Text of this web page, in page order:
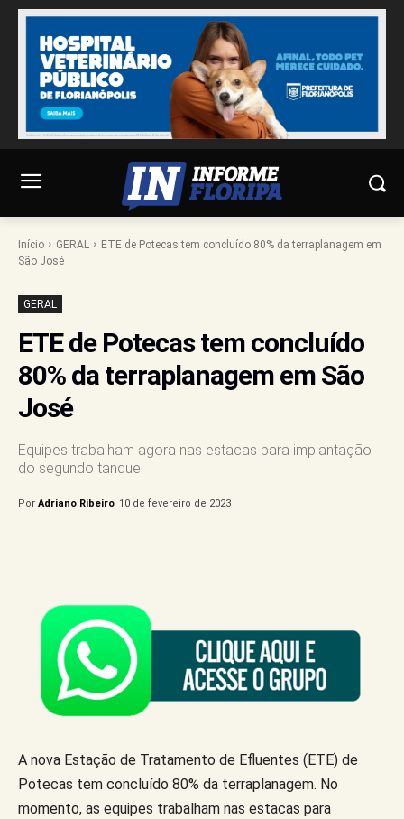
Início GERAL
ETE de Potecas tem concluído 80% da terraplanagem em
São José
GERAL
ETE de Potecas tem concluído
80% da terraplanagem em São
José
Equipes trabalham agora nas estacas para implantação
do segundo tanque
Por Adriano Ribeiro 10 de fevereiro de 2023
A nova Estação de Tratamento de Efluentes (ETE) de
Potecas tem concluído 80% da terraplanagem. No
momento, as equipes trabalham nas estacas para